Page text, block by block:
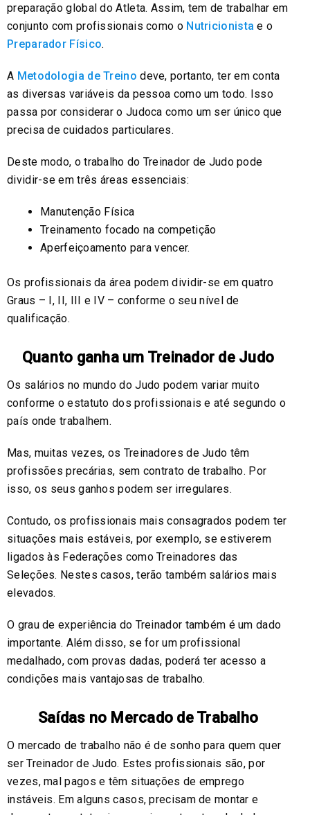
preparação global do Atleta. Assim, tem de trabalhar em
conjunto com profissionais como o Nutricionista e o
Preparador Físico.
A Metodologia de Treino deve, portanto, ter em conta
as diversas variáveis da pessoa como um todo. Isso
passa por considerar o Judoca como um ser único que
precisa de cuidados particulares.
Deste modo, o trabalho do Treinador de Judo pode
dividir-se em três áreas essenciais:
Manutenção Física
Treinamento focado na competição
Aperfeiçoamento para vencer.
Os profissionais da área podem dividir-se em quatro
Graus – I, II, III e IV – conforme o seu nível de
qualificação.
Quanto ganha um Treinador de Judo
Os salários no mundo do Judo podem variar muito
conforme o estatuto dos profissionais e até segundo o
país onde trabalhem.
Mas, muitas vezes, os Treinadores de Judo têm
profissões precárias, sem contrato de trabalho. Por
isso, os seus ganhos podem ser irregulares.
Contudo, os profissionais mais consagrados podem ter
situações mais estáveis, por exemplo, se estiverem
ligados às Federações como Treinadores das
Seleções. Nestes casos, terão também salários mais
elevados.
O grau de experiência do Treinador também é um dado
importante. Além disso, se for um profissional
medalhado, com provas dadas, poderá ter acesso a
condições mais vantajosas de trabalho.
Saídas no Mercado de Trabalho
O mercado de trabalho não é de sonho para quem quer
ser Treinador de Judo. Estes profissionais são, por
vezes, mal pagos e têm situações de emprego
instáveis. Em alguns casos, precisam de montar e